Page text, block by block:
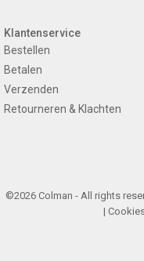
Klantenservice
Bestellen
Betalen
Verzenden
Retourneren & Klachten
©2026 Colman - All rights
|